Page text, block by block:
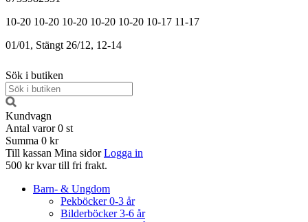
10-20 10-20 10-20 10-20 10-20 10-17 11-17
01/01, Stängt 26/12, 12-14
Sök i butiken
Kundvagn
Antal varor 0 st
Summa 0 kr
Till kassan Mina sidor Logga in
500 kr kvar till fri frakt.
Barn- & Ungdom
Pekböcker 0-3 år
Bilderböcker 3-6 år